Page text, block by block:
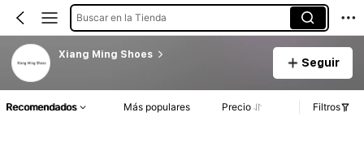
Buscar en la Tienda
Xiang Ming Shoes
Seguir
Recomendados Más populares Precio Filtros